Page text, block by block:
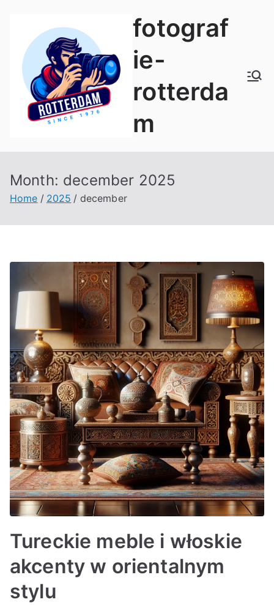
inhoud
springen
fotograf
ie-
rotterda
m
Month: december 2025
Home 2025 december
Tureckie meble i włoskie
akcenty w orientalnym
stylu